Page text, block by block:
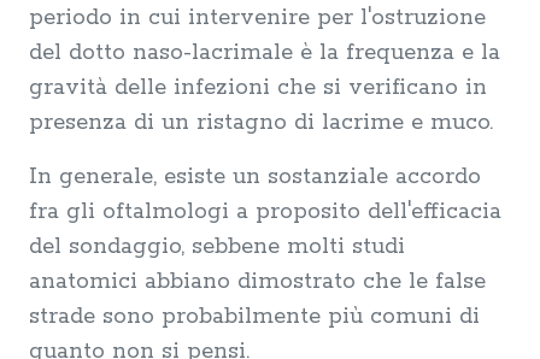
periodo in cui intervenire per l'ostruzione
del dotto naso-lacrimale è la frequenza e la
gravità delle infezioni che si verificano in
presenza di un ristagno di lacrime e muco.
In generale, esiste un sostanziale accordo
fra gli oftalmologi a proposito dell'efficacia
del sondaggio, sebbene molti studi
anatomici abbiano dimostrato che le false
strade sono probabilmente più comuni di
quanto non si pensi.